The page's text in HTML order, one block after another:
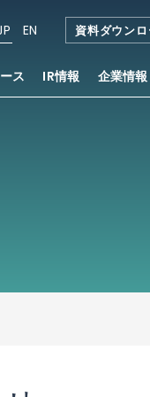
ス IR情報 企業情報
EN 資料ダウン